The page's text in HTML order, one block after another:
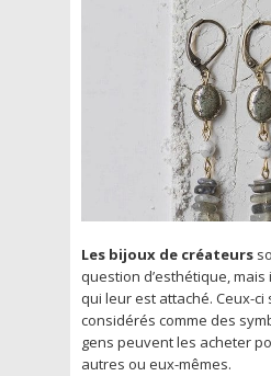
Les bijoux de créateurs
question d’esthétique,
qui leur est attaché. Ceux-
considérés comme des
gens peuvent les acheter
autres ou eux-mêmes.